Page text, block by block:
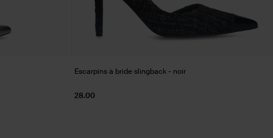
Escarpins à bride slingback - noir
28.00